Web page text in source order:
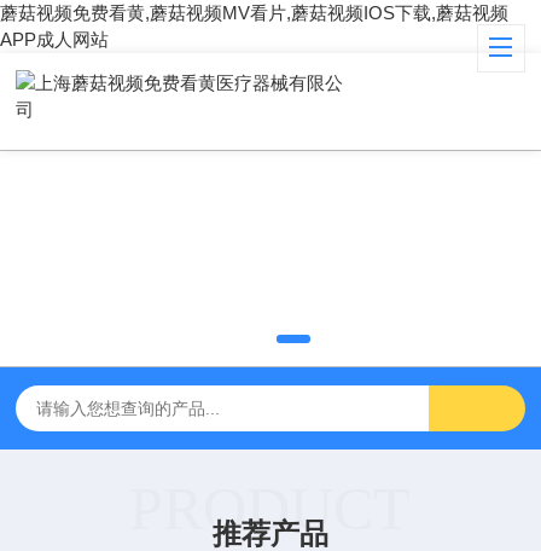
蘑菇视频免费看黄,蘑菇视频MV看片,蘑菇视频IOS下载,蘑菇视频
APP成人网站
PRODUCT
推荐产品